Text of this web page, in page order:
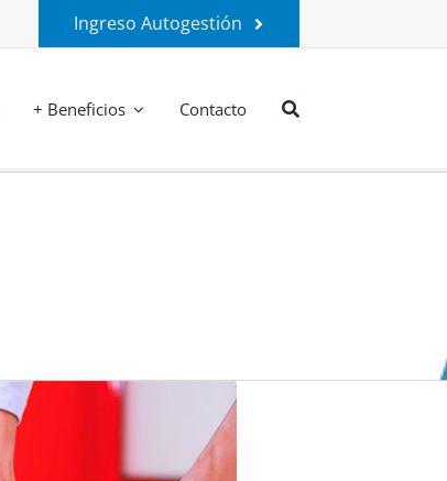
Ingreso Autogestión
+ Beneficios Contacto